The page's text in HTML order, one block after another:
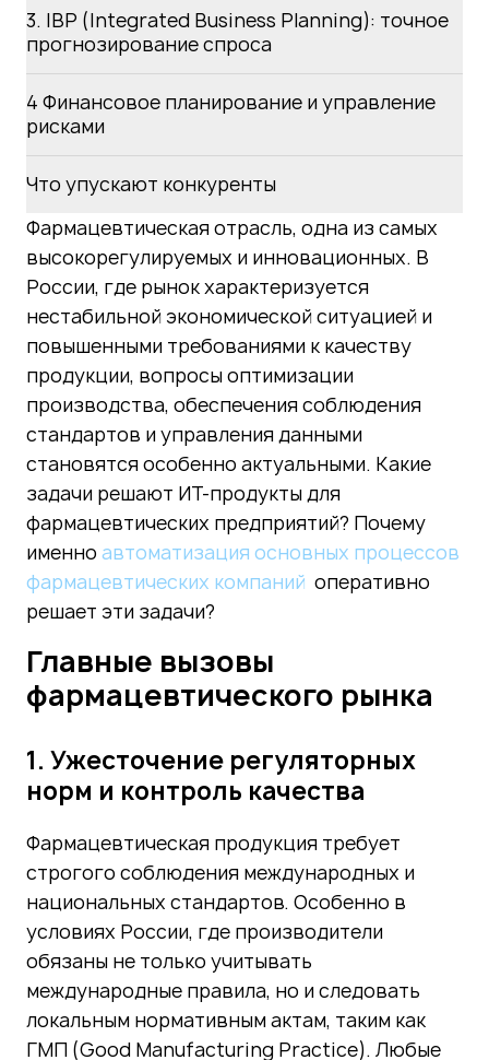
3. IBP (Integrated Business Planning): точное
прогнозирование спроса
4 Финансовое планирование и управление
рисками
Что упускают конкуренты
Фармацевтическая отрасль, одна из самых
высокорегулируемых и инновационных. В
России, где рынок характеризуется
нестабильной экономической ситуацией и
повышенными требованиями к качеству
продукции, вопросы оптимизации
производства, обеспечения соблюдения
стандартов и управления данными
становятся особенно актуальными. Какие
задачи решают ИТ-продукты для
фармацевтических предприятий? Почему
именно автоматизация основных процессов
фармацевтических компаний оперативно
решает эти задачи?
Главные вызовы
фармацевтического рынка
1. Ужесточение регуляторных
норм и контроль качества
Фармацевтическая продукция требует
строгого соблюдения международных и
национальных стандартов. Особенно в
условиях России, где производители
обязаны не только учитывать
международные правила, но и следовать
локальным нормативным актам, таким как
ГМП (Good Manufacturing Practice). Любые